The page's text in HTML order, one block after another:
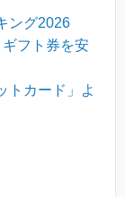
ング2026
フト券を安
トカード」よ